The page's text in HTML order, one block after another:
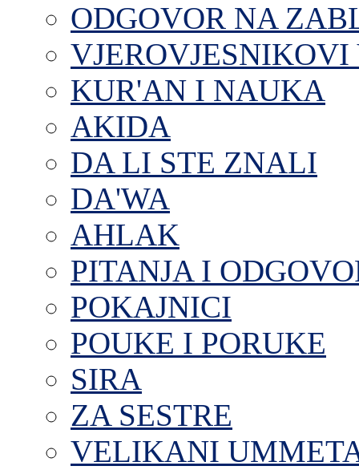
ODGOVOR NA
VJEROVJESNIKOVI
KUR'AN I NAUKA
AKIDA
DA LI STE ZNALI
DA'WA
AHLAK
PITANJA I
POKAJNICI
POUKE I PORUKE
SIRA
ZA SESTRE
VELIKANI